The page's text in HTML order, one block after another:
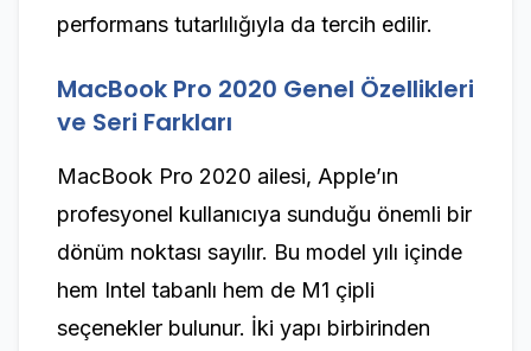
performans tutarlılığıyla da tercih edilir.
MacBook Pro 2020 Genel Özellikleri
ve Seri Farkları
MacBook Pro 2020 ailesi, Apple’ın
profesyonel kullanıcıya sunduğu önemli bir
dönüm noktası sayılır. Bu model yılı içinde
hem Intel tabanlı hem de M1 çipli
seçenekler bulunur. İki yapı birbirinden